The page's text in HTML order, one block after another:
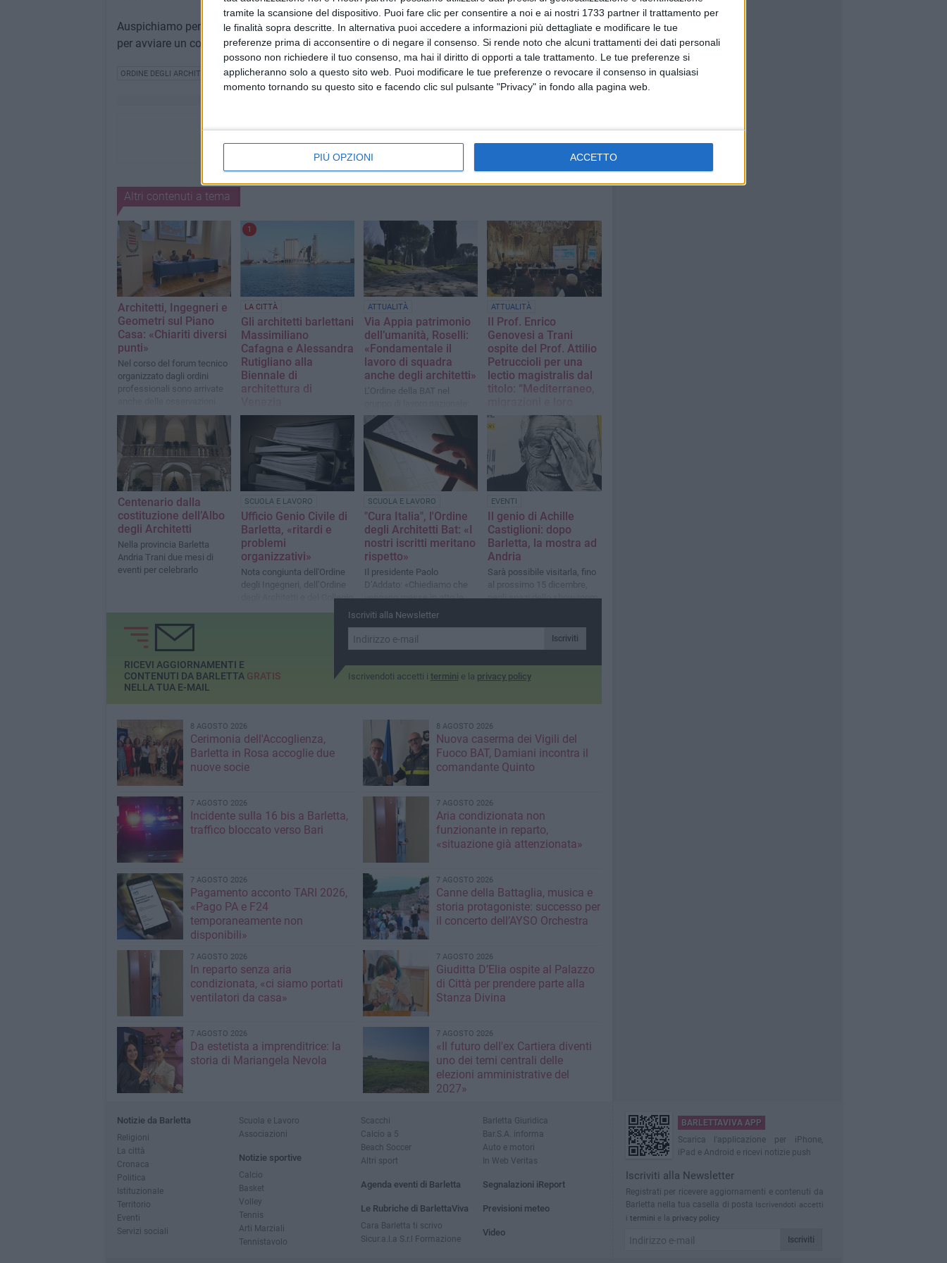
tramite la scansione del dispositivo. Puoi fare clic per consentire a noi e ai nostri 1733 partner il trattamento per
le finalità sopra descritte. In alternativa puoi accedere a informazioni più dettagliate e modificare le tue
preferenze prima di acconsentire o di negare il consenso. Si rende noto che alcuni trattamenti dei dati personali
possono non richiedere il tuo consenso, ma hai il diritto di opporti a tale trattamento. Le tue preferenze si
applicheranno solo a questo sito web. Puoi modificare le tue preferenze o revocare il consenso in qualsiasi
momento tornando su questo sito e facendo clic sul pulsante "Privacy" in fondo alla pagina web.
PIÙ OPZIONI ACCETTO
Auspichiamo pertanto un ripensamento sulla decisione assunta ed offriamo nostra disponibilità
per avviare un confronto che tenga conto di tutte le parti in gioco".
ORDINE DEGLI ARCHITETTI
Altri contenuti a tema
Architetti, Ingegneri e
Geometri sul Piano
Casa: «Chiariti diversi
punti»
Nel corso del forum tecnico
organizzato dagli ordini
professionali sono arrivate
1
LA CITTÀ
Gli architetti barlettani
Massimiliano
Cafagna e Alessandra
Rutigliano alla
Biennale di
architettura di
Selezionati per la 19esima
edizione della Mostra
Internazionale con il
progetto “NUDGE: i Silos di
Barletta”
ATTUALITÀ
Via Appia patrimonio
dell’umanità, Roselli:
«Fondamentale il
lavoro di squadra
anche degli architetti»
L’Ordine della BAT nel
«Ora ci sarà la nostra
richiesta per un protocollo
d'intesa al MIC»
ATTUALITÀ
Il Prof. Enrico
Genovesi a Trani
ospite del Prof. Attilio
Petruccioli per una
lectio magistralis dal
titolo: “Mediterraneo,
matrici”
Il 5 maggio presso La
Fondazione Seca Polo
Museale Trani si entrerà nel
vivo degli eventi relativi ad
“un secolo di Architettura” in
occasione del Centenario
della nascita dell’Ordine
degli Architetti
Centenario dalla
costituzione dell’Albo
degli Architetti
Nella provincia Barletta
Andria Trani due mesi di
eventi per celebrarlo
SCUOLA E LAVORO
Ufficio Genio Civile di
Barletta, «ritardi e
problemi
organizzativi»
Nota congiunta dell'Ordine
degli Ingegneri, dell’Ordine
degli Architetti e del Collegio
professionale dei Geometri
SCUOLA E LAVORO
"Cura Italia", l'Ordine
degli Architetti Bat: «I
nostri iscritti meritano
rispetto»
Il presidente Paolo
D’Addato: «Chiediamo che
vengano messe in atto le
stesse misure di urgenza
EVENTI
Il genio di Achille
Castiglioni: dopo
Barletta, la mostra ad
Andria
Sarà possibile visitarla, fino
al prossimo 15 dicembre,
negli spazi dello show room
Iscriviti alla Newsletter
Iscriviti
Iscrivendoti accetti i termini e la privacy policy
RICEVI AGGIORNAMENTI E
CONTENUTI DA BARLETTA GRATIS
NELLA TUA E-MAIL
8 AGOSTO 2026
Cerimonia dell'Accoglienza,
Barletta in Rosa accoglie due
nuove socie
8 AGOSTO 2026
Nuova caserma dei Vigili del
Fuoco BAT, Damiani incontra il
comandante Quinto
7 AGOSTO 2026
Incidente sulla 16 bis a Barletta,
traffico bloccato verso Bari
7 AGOSTO 2026
Aria condizionata non
funzionante in reparto,
«situazione già attenzionata»
7 AGOSTO 2026
Pagamento acconto TARI 2026,
«Pago PA e F24
temporaneamente non
disponibili»
7 AGOSTO 2026
Canne della Battaglia, musica e
storia protagoniste: successo per
il concerto dell’AYSO Orchestra
7 AGOSTO 2026
In reparto senza aria
condizionata, «ci siamo portati
ventilatori da casa»
7 AGOSTO 2026
Giuditta D’Elia ospite al Palazzo
di Città per prendere parte alla
Stanza Divina
7 AGOSTO 2026
Da estetista a imprenditrice: la
storia di Mariangela Nevola
7 AGOSTO 2026
«Il futuro dell'ex Cartiera diventi
uno dei temi centrali delle
elezioni amministrative del
2027»
Notizie da Barletta
Religioni
La città
Cronaca
Politica
Istituzionale
Territorio
Eventi
Servizi sociali
Scuola e Lavoro
Associazioni
Notizie sportive
Calcio
Basket
Volley
Tennis
Arti Marziali
Tennistavolo
Scacchi
Calcio a 5
Beach Soccer
Altri sport
Agenda eventi di Barletta
Le Rubriche di BarlettaViva
Cara Barletta ti scrivo
Sicur.a.l.a S.r.l Formazione
Barletta Giuridica
Bar.S.A. informa
Auto e motori
In Web Veritas
Segnalazioni iReport
Previsioni meteo
Video
BARLETTAVIVA APP
Scarica l'applicazione per iPhone,
iPad e Android e ricevi notizie push
Iscriviti alla Newsletter
Registrati per ricevere aggiornamenti e contenuti da
Barletta nella tua casella di posta Iscrivendoti accetti
i termini e la privacy policy
Iscriviti